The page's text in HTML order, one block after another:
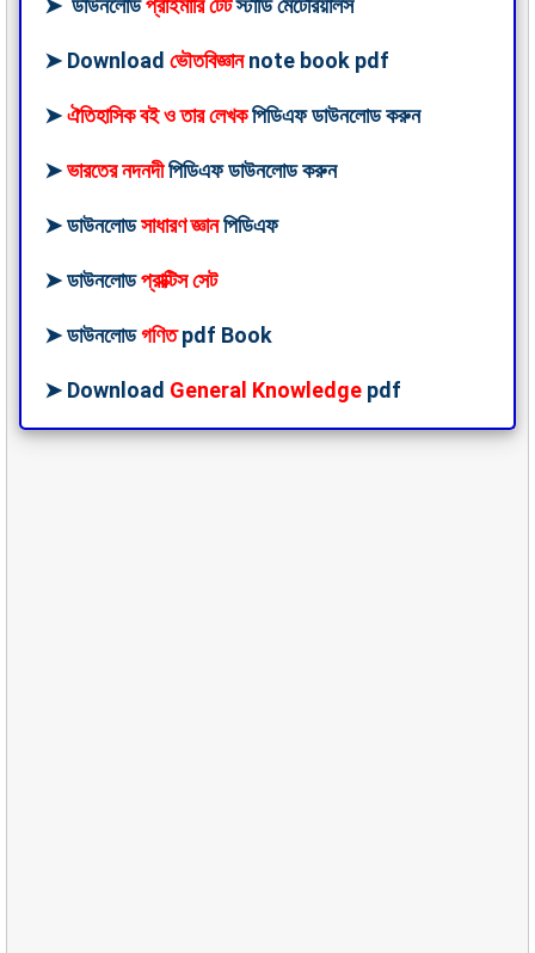
➤ ডাউনলোডপ্রাইমারি টেটস্টাডি মেটেরিয়ালস
➤ Download ভৌতবিজ্ঞানnote book pdf
➤ঐতিহাসিক বই ও তার লেখকপিডিএফ ডাউনলোড করুন
➤ভারতের নদনদীপিডিএফ ডাউনলোড করুন
➤ডাউনলোডসাধারণ জ্ঞানপিডিএফ
➤ডাউনলোডপ্রাক্টিস সেট
➤ডাউনলোডগণিতpdf Book
➤Download General Knowledgepdf